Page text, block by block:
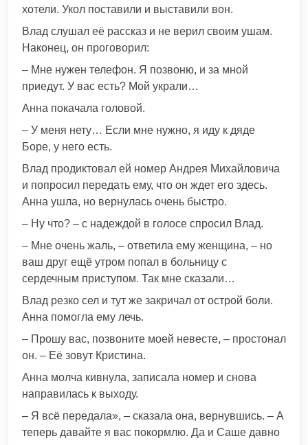
хотели. Укол поставили и выставили вон.
Влад слушал её рассказ и не верил своим ушам.
Наконец, он проговорил:
– Мне нужен телефон. Я позвоню, и за мной
приедут. У вас есть? Мой украли…
Анна покачала головой.
– У меня нету… Если мне нужно, я иду к дяде
Боре, у него есть.
Влад продиктовал ей номер Андрея Михайловича
и попросил передать ему, что он ждет его здесь.
Анна ушла, но вернулась очень быстро.
– Ну что? – с надеждой в голосе спросил Влад.
– Мне очень жаль, – ответила ему женщина, – но
ваш друг ещё утром попал в больницу с
сердечным приступом. Так мне сказали…
Влад резко сел и тут же закричал от острой боли.
Анна помогла ему лечь.
– Прошу вас, позвоните моей невесте, – простонал
он. – Её зовут Кристина.
Анна молча кивнула, записала номер и снова
направилась к выходу.
– Я всё передала», – сказала она, вернувшись. – А
теперь давайте я вас покормлю. Да и Саше давно